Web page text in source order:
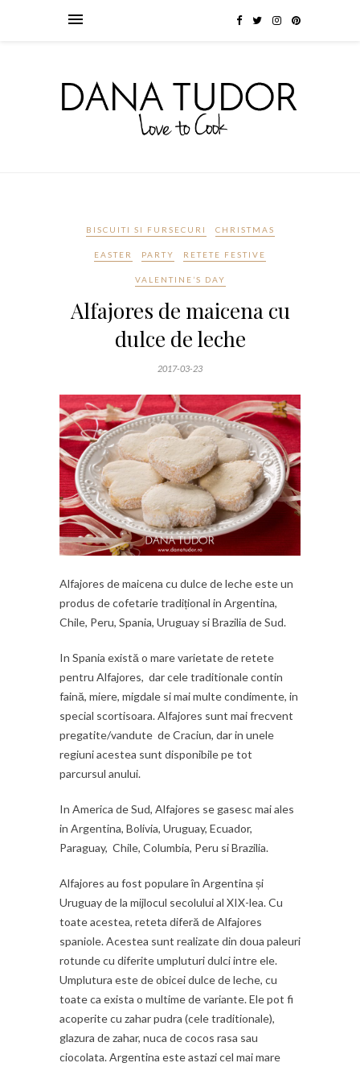
BISCUITI SI FURSECURI CHRISTMAS
EASTER PARTY RETETE FESTIVE
VALENTINE’S DAY
Alfajores de maicena cu
dulce de leche
2017-03-23
Alfajores de maicena cu dulce de leche este un
produs de cofetarie tradițional in Argentina,
Chile, Peru, Spania, Uruguay si Brazilia de Sud.
In Spania există o mare varietate de retete
pentru Alfajores, dar cele traditionale contin
faină, miere, migdale si mai multe condimente, in
special scortisoara. Alfajores sunt mai frecvent
pregatite/vandute de Craciun, dar in unele
regiuni acestea sunt disponibile pe tot
parcursul anului.
In America de Sud, Alfajores se gasesc mai ales
in Argentina, Bolivia, Uruguay, Ecuador,
Paraguay, Chile, Columbia, Peru si Brazilia.
Alfajores au fost populare în Argentina și
Uruguay de la mijlocul secolului al XIX-lea. Cu
toate acestea, reteta diferă de Alfajores
spaniole. Acestea sunt realizate din doua paleuri
rotunde cu diferite umpluturi dulci intre ele.
Umplutura este de obicei dulce de leche, cu
toate ca exista o multime de variante. Ele pot fi
acoperite cu zahar pudra (cele traditionale),
glazura de zahar, nuca de cocos rasa sau
ciocolata. Argentina este astazi cel mai mare